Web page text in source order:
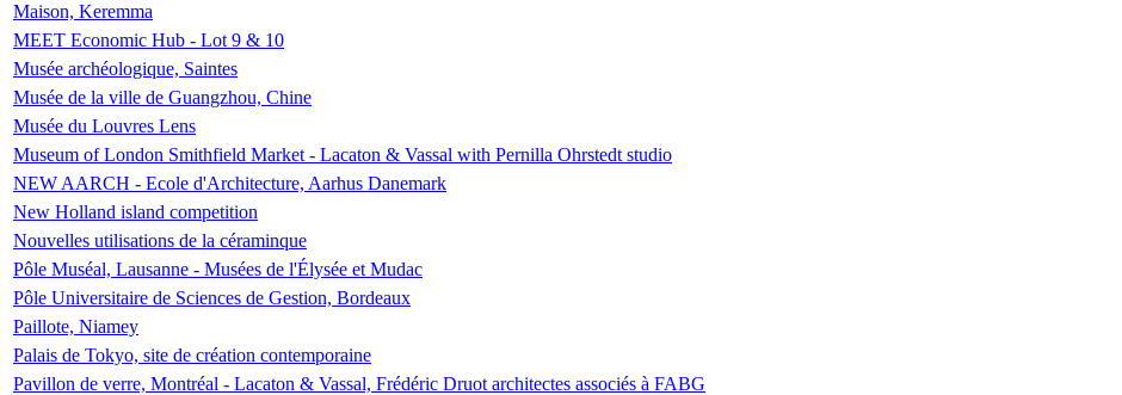
Maison, Keremma
MEET Economic Hub - Lot 9 & 10
Musée archéologique, Saintes
Musée de la ville de Guangzhou, Chine
Musée du Louvres Lens
Museum of London Smithfield Market - Lacaton & Vassal with Pernilla Ohrstedt studio
NEW AARCH - Ecole d'Architecture, Aarhus Danemark
New Holland island competition
Nouvelles utilisations de la céraminque
Pôle Muséal, Lausanne - Musées de l'Élysée et Mudac
Pôle Universitaire de Sciences de Gestion, Bordeaux
Paillote, Niamey
Palais de Tokyo, site de création contemporaine
Pavillon de verre, Montréal - Lacaton & Vassal, Frédéric Druot architectes associés à FABG